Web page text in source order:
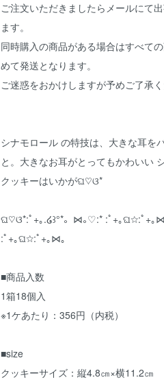
ご注文いただきましたらメールにて
ます。
同時購入の商品がある場合はすべて
めて発送となります。
ご迷惑をおかけしますが予めご了承く
シナモロール の特技は、大きな耳を
と。大きなお耳がとってもかわいい
クッキーはいかがଘ♡ଓ*
ଘ♡ଓ*:ﾟ+｡.໒꒱°*。⋈｡♡:* :ﾟ+｡ଘ☆:ﾟ+｡
:ﾟ+｡ଘ☆:ﾟ+｡⋈｡
■商品入数
1箱18個入
※1ケあたり：356円（内税）
■size
クッキーサイズ：縦4.8㎝×横11.2㎝